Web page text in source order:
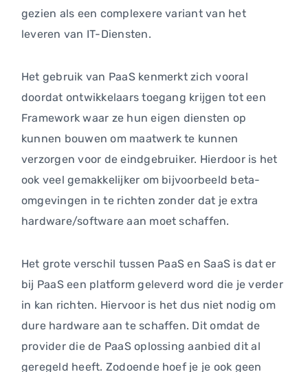
gezien als een complexere variant van het
leveren van IT-Diensten.
Het gebruik van PaaS kenmerkt zich vooral
doordat ontwikkelaars toegang krijgen tot een
Framework waar ze hun eigen diensten op
kunnen bouwen om maatwerk te kunnen
verzorgen voor de eindgebruiker. Hierdoor is het
ook veel gemakkelijker om bijvoorbeeld beta-
omgevingen in te richten zonder dat je extra
hardware/software aan moet schaffen.
Het grote verschil tussen PaaS en SaaS is dat er
bij PaaS een platform geleverd word die je verder
in kan richten. Hiervoor is het dus niet nodig om
dure hardware aan te schaffen. Dit omdat de
provider die de PaaS oplossing aanbied dit al
geregeld heeft. Zodoende hoef je je ook geen